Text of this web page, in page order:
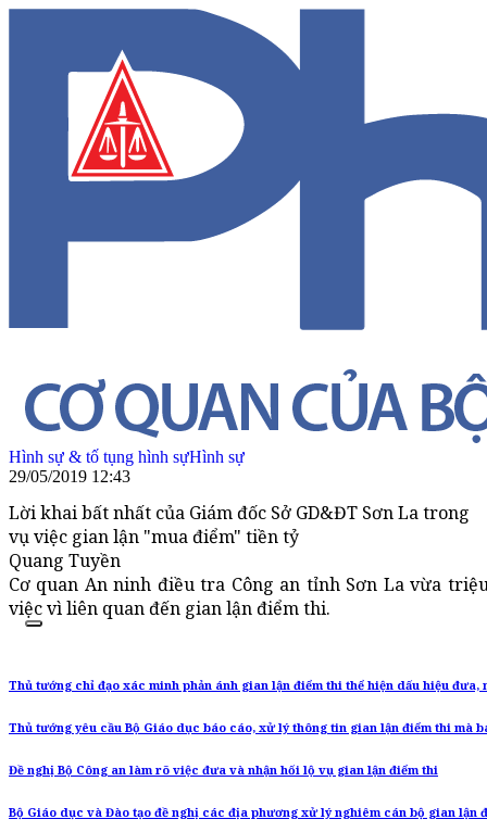
Hình sự & tố tụng hình sựHình sự
29/05/2019 12:43
Lời khai bất nhất của Giám đốc Sở GD&ĐT Sơn La trong
vụ việc gian lận "mua điểm" tiền tỷ
Quang Tuyền
Cơ quan An ninh điều tra Công an tỉnh Sơn La vừa
việc vì liên quan đến gian lận điểm thi.
Thủ tướng chỉ đạo xác minh phản ánh gian lận điểm thi thể hiện dấu hiệu đưa,
Thủ tướng yêu cầu Bộ Giáo dục báo cáo, xử lý thông tin gian lận điểm thi mà
Đề nghị Bộ Công an làm rõ việc đưa và nhận hối lộ vụ gian lận điểm thi
Bộ Giáo dục và Đào tạo đề nghị các địa phương xử lý nghiêm cán bộ gian lận